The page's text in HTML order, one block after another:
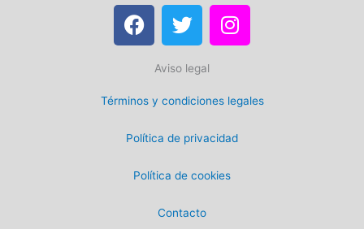
F
a
b
o
T
w
t
t
r
I
n
a
g
r
m
Aviso legal
Términos y condiciones legales
Política de privacidad
Política de cookies
Contacto